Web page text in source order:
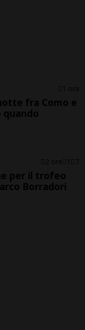
1 ora
fra Como e
quando
2 ore 1 7
per il trofeo
Borradori